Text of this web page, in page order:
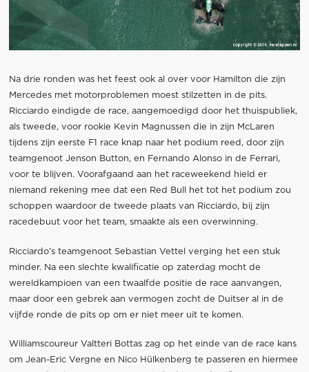
Na drie ronden was het feest ook al over voor Hamilton die zijn
Mercedes met motorproblemen moest stilzetten in de pits.
Ricciardo eindigde de race, aangemoedigd door het thuispubliek,
als tweede, voor rookie Kevin Magnussen die in zijn McLaren
tijdens zijn eerste F1 race knap naar het podium reed, door zijn
teamgenoot Jenson Button, en Fernando Alonso in de Ferrari,
voor te blijven. Voorafgaand aan het raceweekend hield er
niemand rekening mee dat een Red Bull het tot het podium zou
schoppen waardoor de tweede plaats van Ricciardo, bij zijn
racedebuut voor het team, smaakte als een overwinning.
Ricciardo’s teamgenoot Sebastian Vettel verging het een stuk
minder. Na een slechte kwalificatie op zaterdag mocht de
wereldkampioen van een twaalfde positie de race aanvangen,
maar door een gebrek aan vermogen zocht de Duitser al in de
vijfde ronde de pits op om er niet meer uit te komen.
Williamscoureur Valtteri Bottas zag op het einde van de race kans
om Jean-Eric Vergne en Nico Hülkenberg te passeren en hiermee